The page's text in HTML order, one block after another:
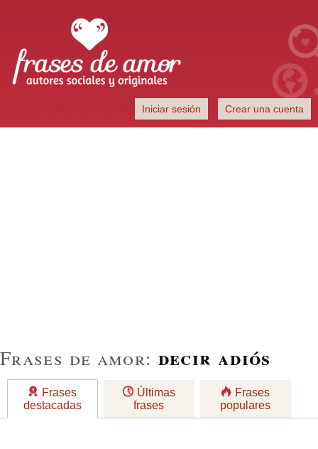
Autores sociales y originales
Iniciar sesión Crear una cuenta
Frases de amor: decir adiós
Frases
destacadas
Últimas
frases
Frases
populares